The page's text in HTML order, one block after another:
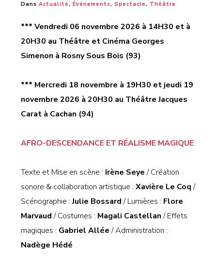
Dans Actualité, Événements, Spectacle, Théâtre
*** Vendredi 06 novembre 2026 à 14H30 et à
20H30 au Théâtre et Cinéma Georges
Simenon à Rosny Sous Bois (93)
*** Mercredi 18 novembre à 19H30 et jeudi 19
novembre 2026 à 20H30 au Théâtre Jacques
Carat à Cachan (94)
AFRO-DESCENDANCE ET RÉALISME MAGIQUE
Texte et Mise en scène : Irène Seye/ Création
sonore & collaboration artistique : Xavière Le Coq/
Scénographie :Julie Bossard/ Lumières : Flore
Marvaud/ Costumes : Magali Castellan/ Effets
magiques : Gabriel Allée/ Administration :
Nadège Hédé